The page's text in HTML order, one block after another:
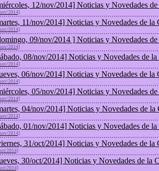
12/nov/2014] Noticias y Novedades
2014]
11/nov/2014] Noticias y Novedades de la
2014]
09/nov/2014 ] Noticias y Novedades
2014]
08/nov/2014] Noticias y Novedades de
2014]
06/nov/2014] Noticias y Novedades de la
2014]
05/nov/2014] Noticias y Novedades
2014]
04/nov/2014] Noticias y Novedades de la
2014]
01/nov/2014] Noticias y Novedades de
2014]
31/oct/2014] Noticias y Novedades de la
2014]
30/oct/2014] Noticias y Novedades de la
2014]